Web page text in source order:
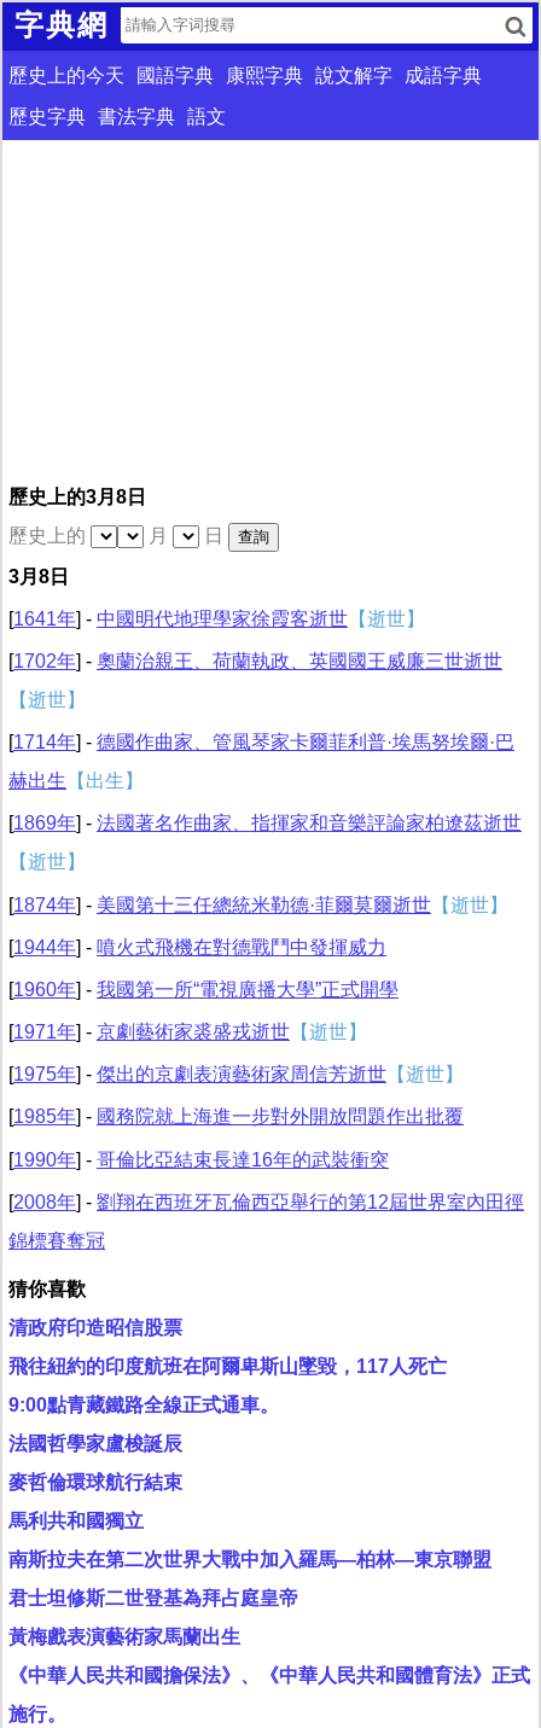
字典網
歷史上的今天 國語字典 康熙字典 說文解字
成語字典
歷史字典 書法字典 語文
歷史上的3月8日
歷史上的
月
日
3月8日
[1641年] - 中國明代地理學家徐霞客逝世 【逝世】
[1702年] - 奧蘭治親王、荷蘭執政、英國國王威廉三世逝世
【逝世】
[1714年] - 德國作曲家、管風琴家卡爾菲利普·埃馬努埃爾·巴
赫出生 【出生】
[1869年] - 法國著名作曲家、指揮家和音樂評論家柏遼茲逝世
【逝世】
[1874年] - 美國第十三任總統米勒德·菲爾莫爾逝世 【逝世】
[1944年] - 噴火式飛機在對德戰鬥中發揮威力
[1960年] - 我國第一所“電視廣播大學”正式開學
[1971年] - 京劇藝術家裘盛戎逝世 【逝世】
[1975年] - 傑出的京劇表演藝術家周信芳逝世 【逝世】
1985年 ] - 國務院就上海進一步對外開放問題作出批覆
[1990年] - 哥倫比亞結束長達16年的武裝衝突
[2008年] - 劉翔在西班牙瓦倫西亞舉行的第12屆世界室內田徑
錦標賽奪冠
猜你喜歡
清政府印造昭信股票
飛往紐約的印度航班在阿爾卑斯山墜毀，117人死亡
9:00點青藏鐵路全線正式通車。
法國哲學家盧梭誕辰
麥哲倫環球航行結束
馬利共和國獨立
南斯拉夫在第二次世界大戰中加入羅馬—柏林—東京聯盟
君士坦修斯二世登基為拜占庭皇帝
黃梅戲表演藝術家馬蘭出生
《中華人民共和國擔保法》、《中華人民共和國體育法》正式
施行。